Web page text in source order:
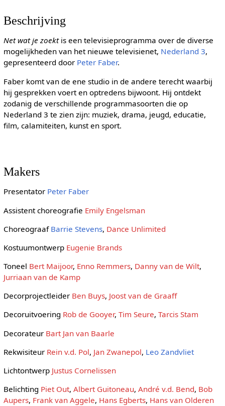
Beschrijving
Net wat je zoektis een televisieprogramma over de diverse
mogelijkheden van het nieuwe televisienet, Nederland 3,
gepresenteerd door Peter Faber.
Faber komt van de ene studio in de andere terecht waarbij
hij gesprekken voert en optredens bijwoont. Hij ontdekt
zodanig de verschillende programmasoorten die op
Nederland 3 te zien zijn: muziek, drama, jeugd, educatie,
film, calamiteiten, kunst en sport.
Makers
Presentator Peter Faber
Assistent choreografie Emily Engelsman
Choreograaf Barrie Stevens, Dance Unlimited
Kostuumontwerp Eugenie Brands
Toneel Bert Maijoor, Enno Remmers, Danny van de Wilt,
Jurriaan van de Kamp
Decorprojectleider Ben Buys, Joost van de Graaff
Decoruitvoering Rob de Gooyer, Tim Seure, Tarcis Stam
Decorateur Bart Jan van Baarle
Rekwisiteur Rein v.d. Pol, Jan Zwanepol, Leo Zandvliet
Lichtontwerp Justus Cornelissen
Belichting Piet Out, Albert Guitoneau, André v.d. Bend, Bob
Aupers, Frank van Aggele, Hans Egberts, Hans van Olderen